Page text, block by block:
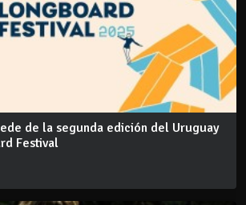
de la segunda edición del Uruguay
Festival